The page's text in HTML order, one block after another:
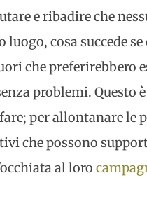
e ribadire che
luogo, cosa succede
che preferirebbero
problemi. Questo
per allontanare le
che possono
al loro